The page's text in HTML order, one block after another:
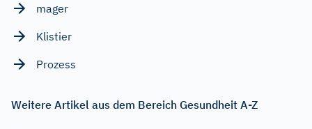
mager
Klistier
Prozess
Weitere Artikel aus dem Bereich Gesundheit A-Z